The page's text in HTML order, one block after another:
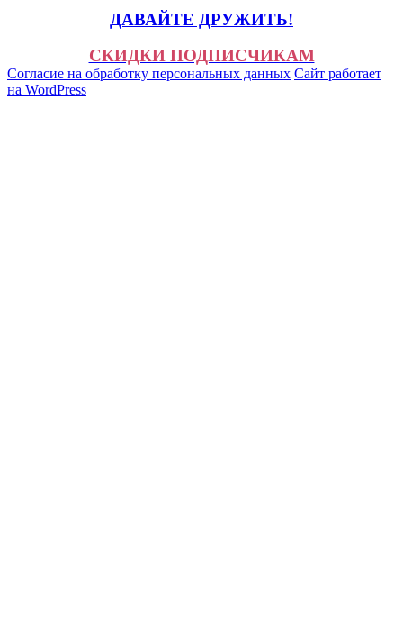
ДАВАЙТЕ ДРУЖИТЬ!
СКИДКИ ПОДПИСЧИКАМ
Согласие на обработку персональных данных Сайт работает
на WordPress